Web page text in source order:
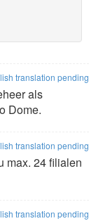
translation pending
als
Dome.
translation pending
max. 24 filialen
translation pending